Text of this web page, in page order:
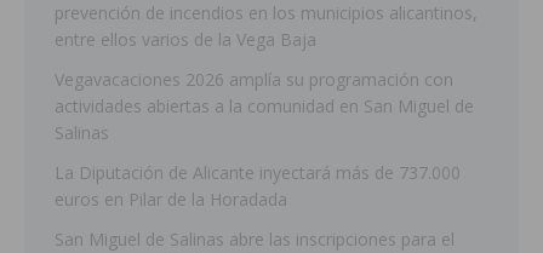
prevención de incendios en los municipios alicantinos,
entre ellos varios de la Vega Baja
Vegavacaciones 2026 amplía su programación con
actividades abiertas a la comunidad en San Miguel de
Salinas
La Diputación de Alicante inyectará más de 737.000
euros en Pilar de la Horadada
San Miguel de Salinas abre las inscripciones para el